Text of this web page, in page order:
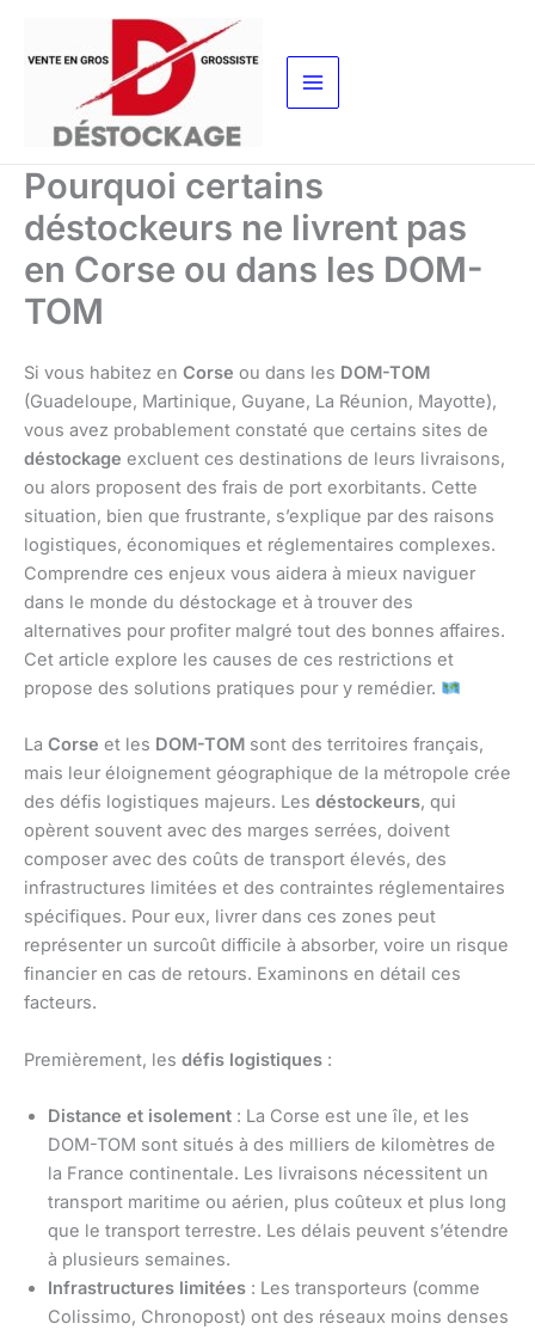
contenu
Pourquoi certains
déstockeurs ne livrent pas
en Corse ou dans les DOM-
TOM
Si vous habitez en Corse ou dans les DOM-TOM
(Guadeloupe, Martinique, Guyane, La Réunion, Mayotte),
vous avez probablement constaté que certains sites de
déstockage excluent ces destinations de leurs livraisons,
ou alors proposent des frais de port exorbitants. Cette
situation, bien que frustrante, s’explique par des raisons
logistiques, économiques et réglementaires complexes.
Comprendre ces enjeux vous aidera à mieux naviguer
dans le monde du déstockage et à trouver des
alternatives pour profiter malgré tout des bonnes affaires.
Cet article explore les causes de ces restrictions et
propose des solutions pratiques pour y remédier.
La Corse et les DOM-TOM sont des territoires français,
mais leur éloignement géographique de la métropole crée
des défis logistiques majeurs. Les déstockeurs, qui
opèrent souvent avec des marges serrées, doivent
composer avec des coûts de transport élevés, des
infrastructures limitées et des contraintes réglementaires
spécifiques. Pour eux, livrer dans ces zones peut
représenter un surcoût difficile à absorber, voire un risque
financier en cas de retours. Examinons en détail ces
facteurs.
Premièrement, les défis logistiques :
Distance et isolement : La Corse est une île, et les
DOM-TOM sont situés à des milliers de kilomètres de
la France continentale. Les livraisons nécessitent un
transport maritime ou aérien, plus coûteux et plus long
que le transport terrestre. Les délais peuvent s’étendre
à plusieurs semaines.
Infrastructures limitées : Les transporteurs (comme
Colissimo, Chronopost) ont des réseaux moins denses